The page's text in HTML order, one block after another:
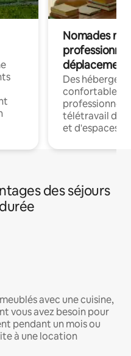
Nomades
déplacement
Des
confortables
professionnels
télétravail
et d'espaces
des séjours
avec une cuisine,
vous avez besoin pour
pendant un mois ou
à une location